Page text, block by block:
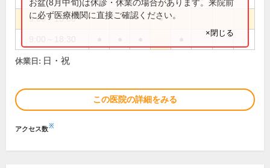
9:00～18:00 ●
お盆(8月中旬)は休診・休業の場合があります。来院前
に必ず医療機関に直接ご確認ください。
×閉じる
休業日: 日・祝
この医院の詳細をみる
アクセス数※